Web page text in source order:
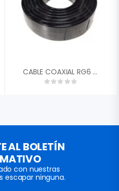
CABLE COAXIAL RG6 NETVSION
AL BOLETÍN
con nuestras
escapar ninguna.